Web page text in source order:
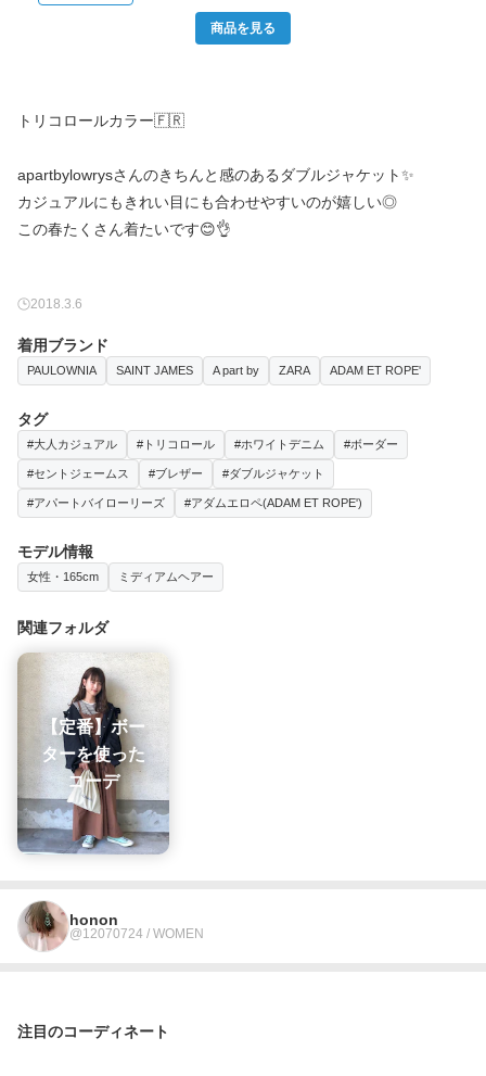
商品を見る
トリコロールカラー🇫🇷
apartbylowrysさんのきちんと感のあるダブルジャケット✨
カジュアルにもきれい目にも合わせやすいのが嬉しい◎
2018.3.6
着用ブランド
PAULOWNIA SAINT JAMES A part by ZARA ADAM ET ROPE'
タグ
#大人カジュアル #トリコロール #ホワイトデニム #ボーダー
#セントジェームス #ブレザー #ダブルジャケット
#アパートバイローリーズ #アダムエロペ(ADAM ET ROPE')
モデル情報
女性・165cm ミディアムヘアー
関連フォルダ
【定番】ボー
ターを使った
コーデ
honon
@12070724 / WOMEN
注目のコーディネート